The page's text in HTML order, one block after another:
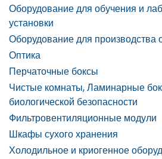
Оборудование для обучения и
установки
Оборудование для производства
Оптика
Перчаточные боксы
Чистые комнаты, Ламинарные
биологической безопасности
Фильтровентиляционные модули
Шкафы сухого хранения
Холодильное и криогенное